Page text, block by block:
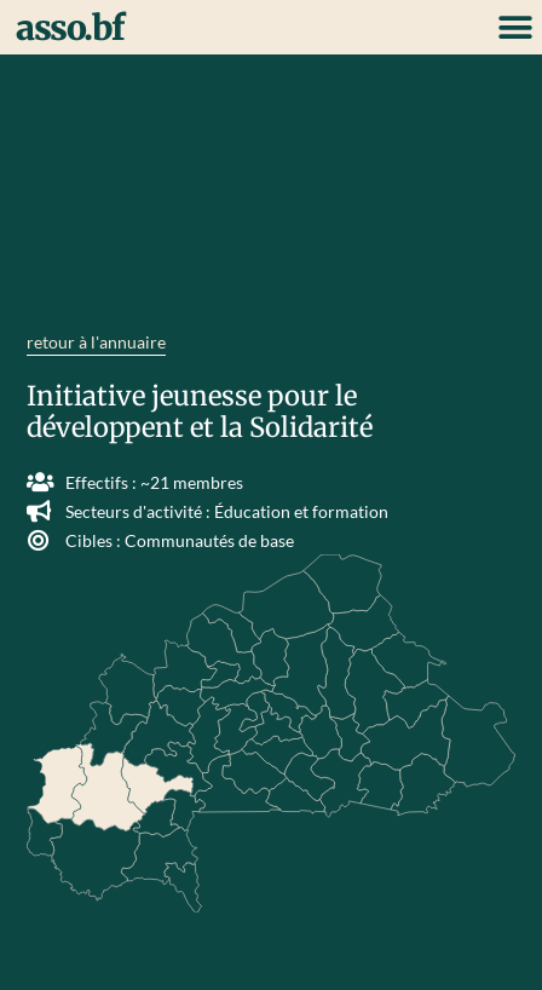
asso.bf
retour à l'annuaire
Initiative jeunesse pour le
développent et la Solidarité
Effectifs : ~21 membres
Secteurs d'activité : Éducation et formation
Cibles :Communautés de base